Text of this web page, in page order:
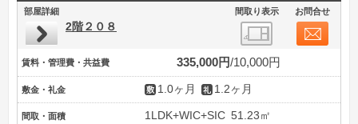
部屋詳細 間取り表示 お問合せ
2階２０８
賃料・管理費・共益費 335,000円 10,000円
敷金・礼金 1.0ヶ月 1.2ヶ月
間取・面積 1LDK+WIC+SIC 51.23㎡